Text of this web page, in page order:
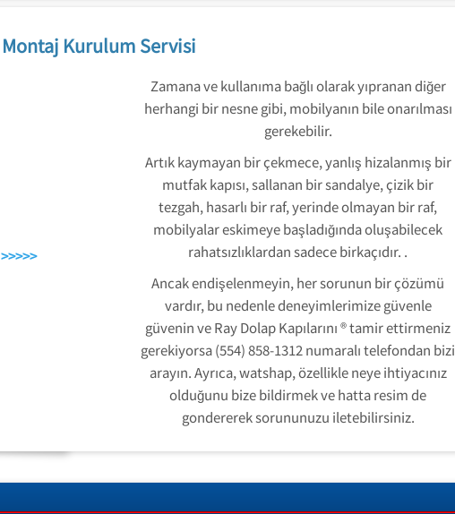
Montaj Kurulum Servisi
Zamana ve kullanıma bağlı olarak yıpranan diğer
herhangi bir nesne gibi, mobilyanın bile onarılması
gerekebilir.
Artık kaymayan bir çekmece, yanlış hizalanmış bir
mutfak kapısı, sallanan bir sandalye, çizik bir
tezgah, hasarlı bir raf, yerinde olmayan bir raf,
mobilyalar eskimeye başladığında oluşabilecek
rahatsızlıklardan sadece birkaçıdır. .
Ancak endişelenmeyin, her sorunun bir çözümü
vardır, bu nedenle deneyimlerimize güvenle
güvenin ve Ray Dolap Kapılarını ® tamir ettirmeniz
gerekiyorsa (554) 858-1312 numaralı telefondan bizi
arayın. Ayrıca, watshap, özellikle neye ihtiyacınız
olduğunu bize bildirmek ve hatta resim de
gondererek sorununuzu iletebilirsiniz.